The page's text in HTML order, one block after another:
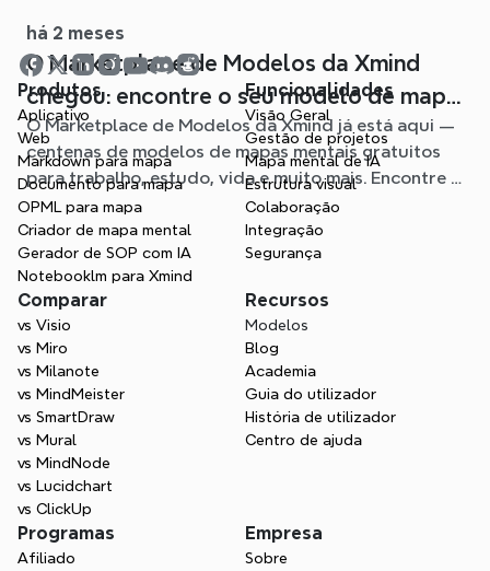
há 2 meses
O Marketplace de Modelos da Xmind
chegou: encontre o seu modelo de mapa
mental para qualquer situação
O Marketplace de Modelos da Xmind já está aqui —
centenas de modelos de mapas mentais gratuitos
para trabalho, estudo, vida e muito mais. Encontre o
ponto de partida ideal e evite a página em branco.
Produtos
Aplicativo
Web
Markdown para mapa
Documento para mapa
OPML para mapa
Criador de mapa mental
Gerador de SOP com IA
Notebooklm para Xmind
Funcionalidades
Visão Geral
Gestão de projetos
Mapa mental de IA
Estrutura visual
Colaboração
Integração
Segurança
Comparar
vs Visio
vs Miro
vs Milanote
vs MindMeister
vs SmartDraw
vs Mural
vs MindNode
vs Lucidchart
vs ClickUp
Recursos
Modelos
Blog
Academia
Guia do utilizador
História de utilizador
Centro de ajuda
Programas
Afiliado
Empresa
Sobre